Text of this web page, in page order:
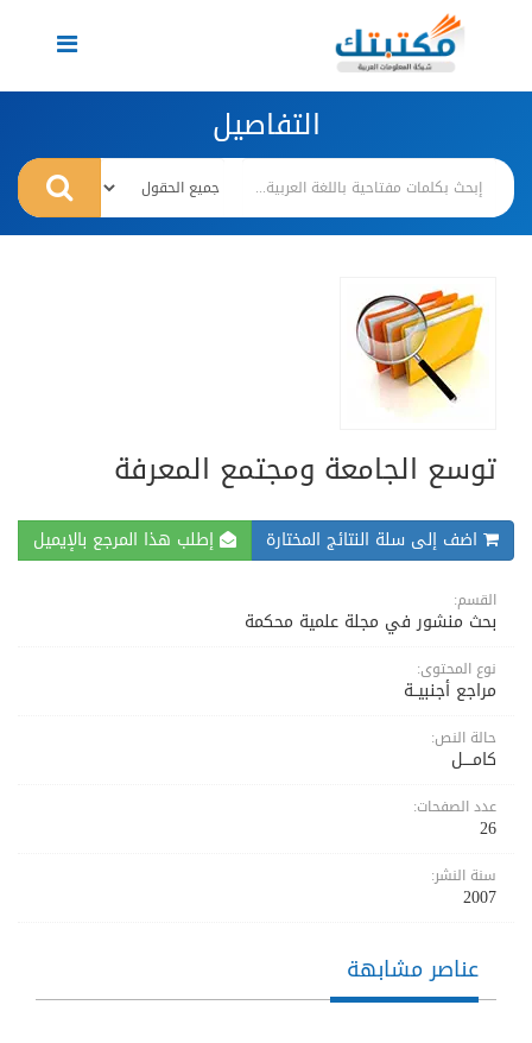
Toggle
navigation
التفاصيل
توسع الجامعة ومجتمع المعرفة
اضف إلى سلة النتائج المختارة إطلب هذا المرجع بالإيميل
القسم:
بحث منشور في مجلة علمية محكمة
نوع المحتوى:
مراجع أجنبيــة
حالة النص:
كامــــل
عدد الصفحات:
26
سنة النشر:
2007
عناصر مشابهة